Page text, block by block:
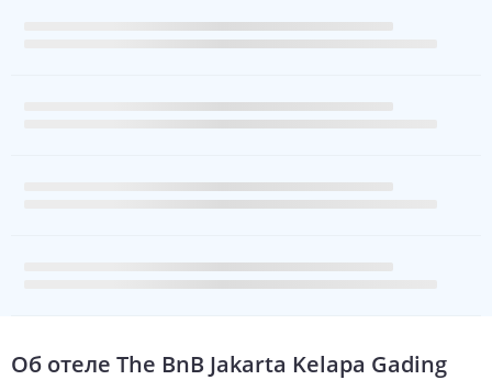
Об отеле The BnB Jakarta Kelapa Gading